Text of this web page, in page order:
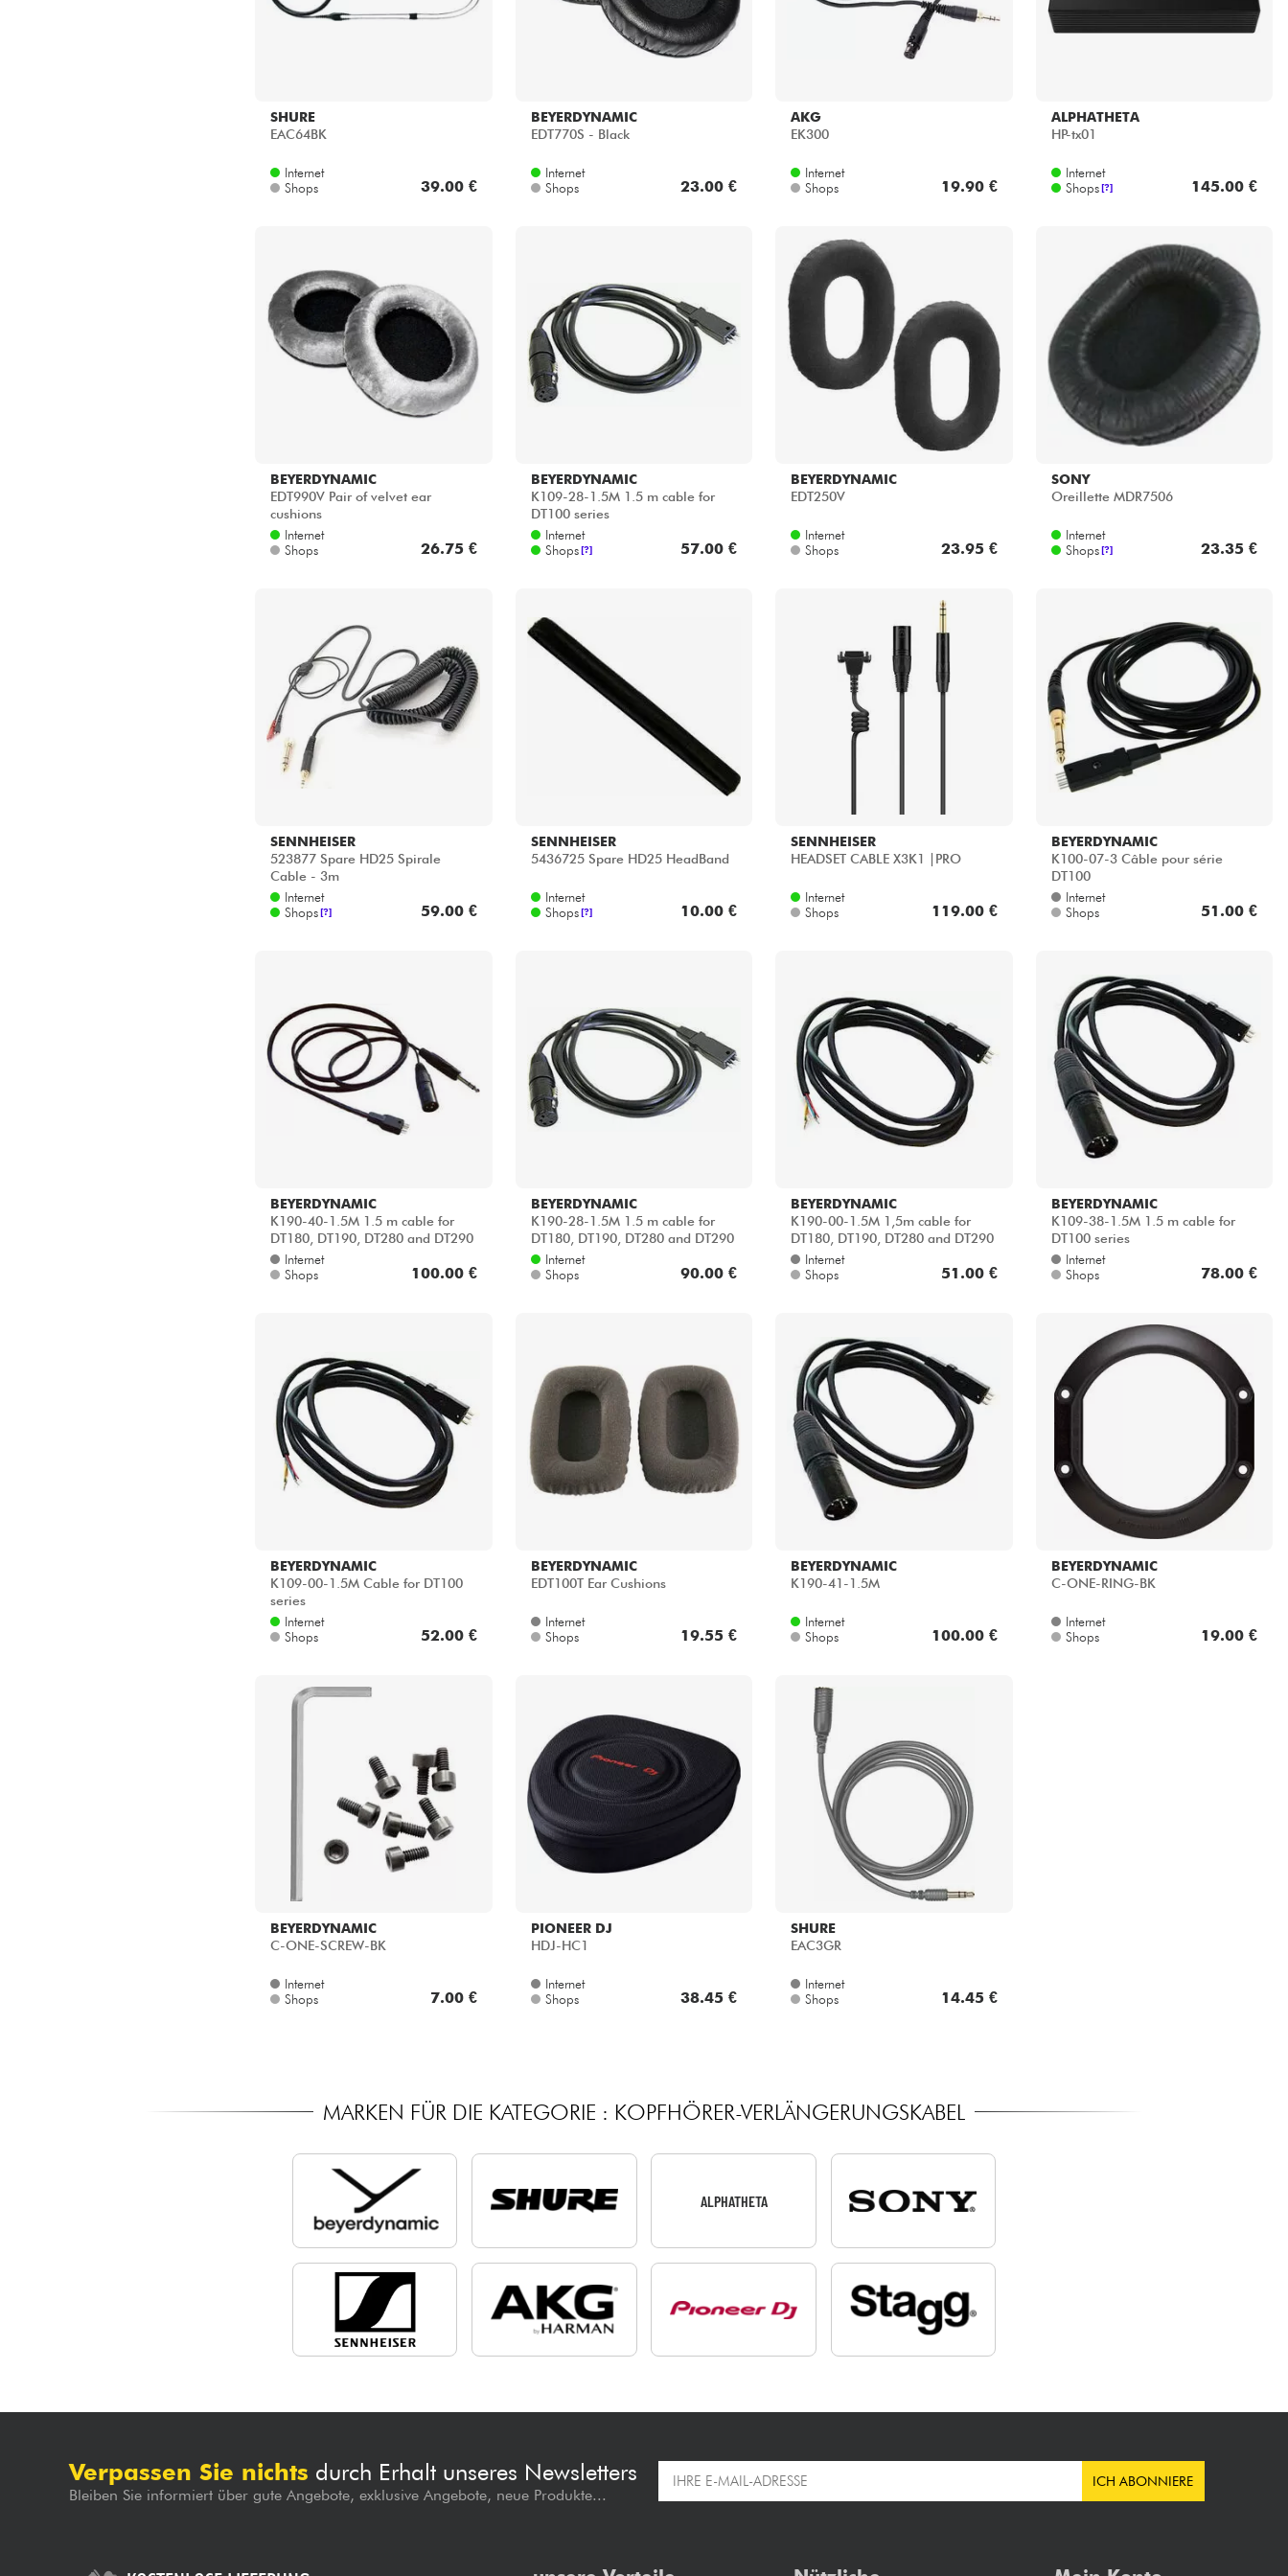
SHURE
EAC64BK
Internet
Shops
39.00 €
BEYERDYNAMIC
EDT770S - Black
Internet
Shops
23.00 €
AKG
EK300
Internet
Shops
19.90 €
ALPHATHETA
HP-tx01
Internet
Shops [?] 145.00 €
BEYERDYNAMIC
EDT990V Pair of velvet ear
cushions
Internet
Shops
26.75 €
BEYERDYNAMIC
K109-28-1.5M 1.5 m cable for
DT100 series
Internet
Shops [?] 57.00 €
BEYERDYNAMIC
EDT250V
Internet
Shops
23.95 €
SONY
Oreillette MDR7506
Internet
Shops [?] 23.35 €
SENNHEISER
523877 Spare HD25 Spirale
Cable - 3m
Internet
Shops [?] 59.00 €
SENNHEISER
5436725 Spare HD25 HeadBand
Internet
Shops [?] 10.00 €
SENNHEISER
HEADSET CABLE X3K1 |PRO
Internet
Shops
119.00 €
BEYERDYNAMIC
K100-07-3 Câble pour série
DT100
Internet
Shops
51.00 €
BEYERDYNAMIC
K190-40-1.5M 1.5 m cable for
DT180, DT190, DT280 and DT290
series
Internet
Shops
100.00 €
BEYERDYNAMIC
K190-28-1.5M 1.5 m cable for
DT180, DT190, DT280 and DT290
series
Internet
Shops
90.00 €
BEYERDYNAMIC
K190-00-1.5M 1,5m cable for
DT180, DT190, DT280 and DT290
series.
Internet
Shops
51.00 €
BEYERDYNAMIC
K109-38-1.5M 1.5 m cable for
DT100 series
Internet
Shops
78.00 €
BEYERDYNAMIC
K109-00-1.5M Cable for DT100
series
Internet
Shops
52.00 €
BEYERDYNAMIC
EDT100T Ear Cushions
Internet
Shops
19.55 €
BEYERDYNAMIC
K190-41-1.5M
Internet
Shops
100.00 €
BEYERDYNAMIC
C-ONE-RING-BK
Internet
Shops
19.00 €
BEYERDYNAMIC
C-ONE-SCREW-BK
Internet
Shops
7.00 €
PIONEER DJ
HDJ-HC1
Internet
Shops
38.45 €
SHURE
EAC3GR
Internet
Shops
14.45 €
MARKEN FÜR DIE KATEGORIE : KOPFHÖRER-VERLÄNGERUNGSKABEL
ALPHATHETA
Verpassen Sie nichts durch Erhalt unseres Newsletters
Bleiben Sie informiert über gute Angebote, exklusive Angebote, neue Produkte...
ICH ABONNIERE